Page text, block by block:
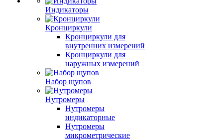
Индикаторы
Кронциркули
Кронциркули для
внутренних измерений
Кронциркули для
наружных измерений
Набор щупов
Нутромеры
Нутромеры
индикаторные
Нутромеры
микрометрические